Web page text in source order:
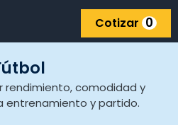
Cotizar 0
rendimiento, comodidad y
entrenamiento y partido.